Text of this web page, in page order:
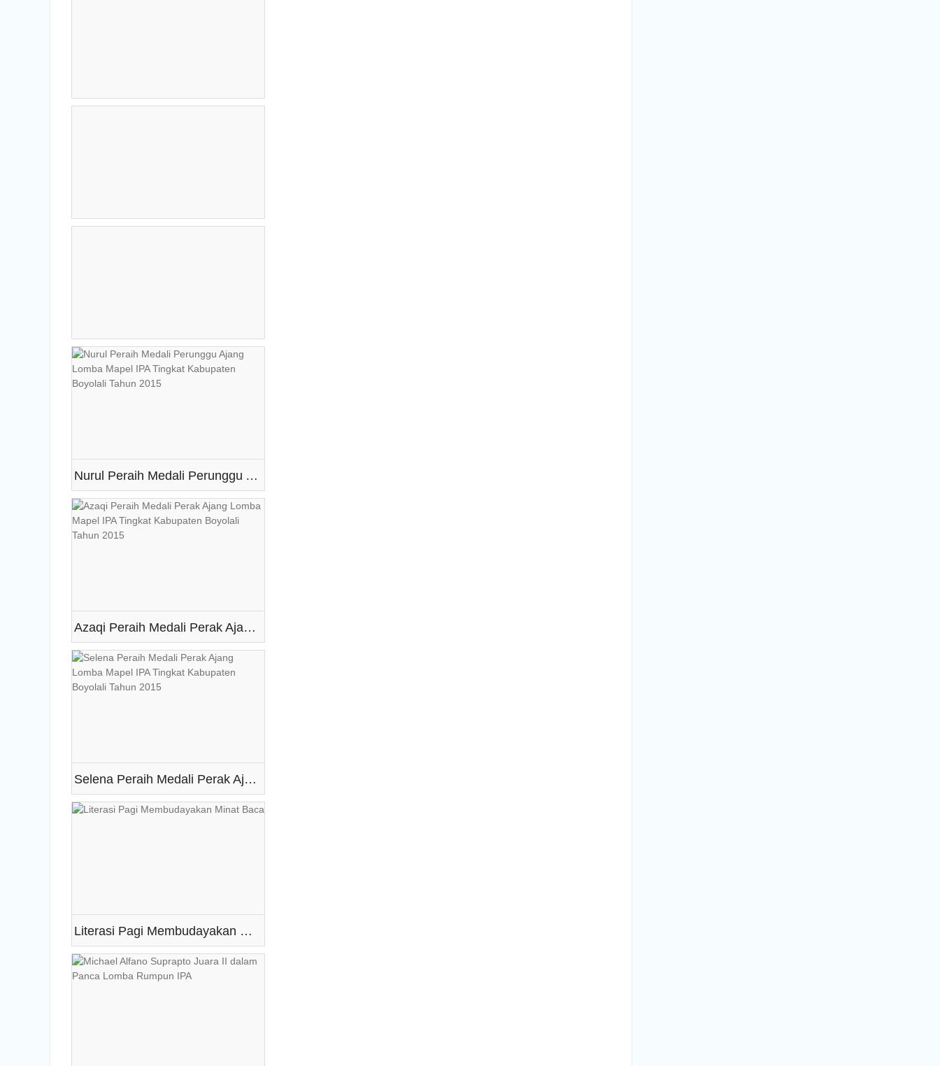
Nurul Peraih Medali Perunggu Ajang Lomba Mapel IPA Tingkat Kabupaten Boyolali Tahun 2015
Azaqi Peraih Medali Perak Ajang Lomba Mapel IPA Tingkat Kabupaten Boyolali Tahun 2015
Selena Peraih Medali Perak Ajang Lomba Mapel IPA Tingkat Kabupaten Boyolali Tahun 2015
Literasi Pagi Membudayakan Minat Baca